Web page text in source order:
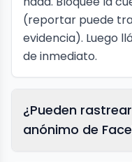
(reportar puede
evidencia). Luego
de inmediato.
¿Pueden
anónimo de